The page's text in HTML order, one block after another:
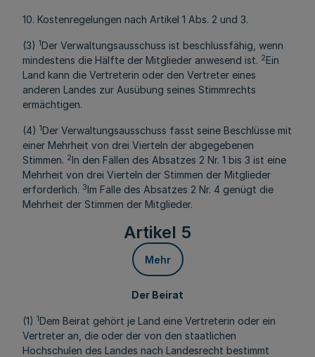
10. Kostenregelungen nach Artikel 1 Abs. 2 und 3.
(3) 1Der Verwaltungsausschuss ist beschlussfähig, wenn
mindestens die Hälfte der Mitglieder anwesend ist. 2Ein
Land kann die Vertreterin oder den Vertreter eines
anderen Landes zur Ausübung seines Stimmrechts
ermächtigen.
(4) 1Der Verwaltungsausschuss fasst seine Beschlüsse mit
einer Mehrheit von drei Vierteln der abgegebenen
Stimmen. 2In den Fällen des Absatzes 2 Nr. 1 bis 3 ist eine
Mehrheit von drei Vierteln der Stimmen der Mitglieder
erforderlich. 3Im Falle des Absatzes 2 Nr. 4 genügt die
Mehrheit der Stimmen der Mitglieder.
Artikel 5
Mehr
Der Beirat
(1) 1Dem Beirat gehört je Land eine Vertreterin oder ein
Vertreter an, die oder der von den staatlichen
Hochschulen des Landes nach Landesrecht bestimmt